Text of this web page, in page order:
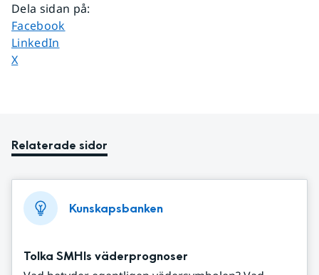
Dela sidan på:
Dela sidan på
Facebook
Dela sidan på
LinkedIn
Dela sidan på
X
Relaterade sidor
Kunskapsbanken
Tolka SMHIs väderprognoser